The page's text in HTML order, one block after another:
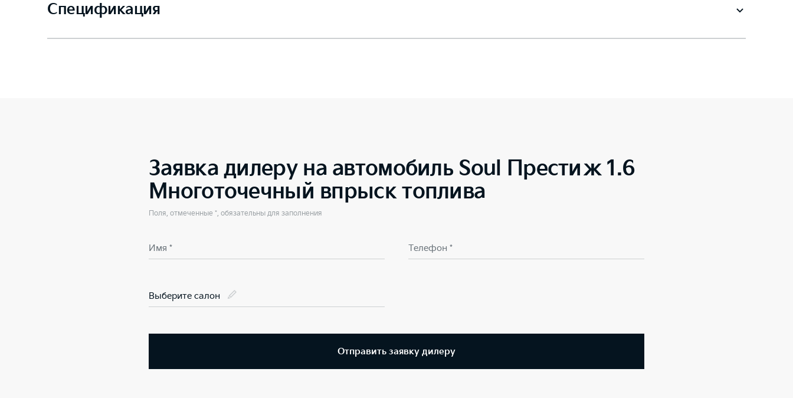
Спецификация
Заявка дилеру на автомобиль Soul Престиж 1.6
Многоточечный впрыск топлива
Поля, отмеченные *, обязательны для заполнения
Имя * Телефон *
Выберите салон
Отправить заявку дилеру